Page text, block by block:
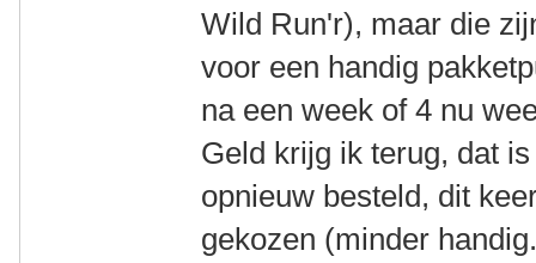
Wild Run'r), maar die
voor een handig
na een week of 4 nu
Geld krijg ik terug, dat
opnieuw besteld, dit
gekozen (minder